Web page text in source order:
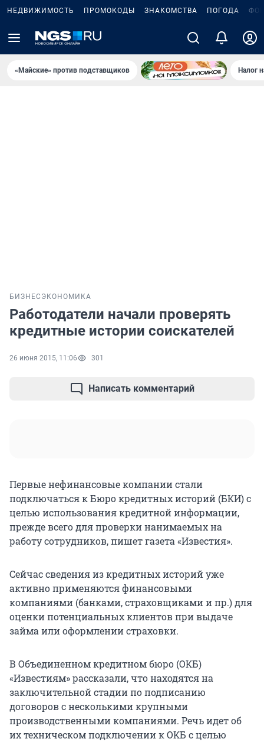
НЕДВИЖИМОСТЬ ПРОМОКОДЫ ЗНАКОМСТВА ПОГОДА
«Майские» против подставщиков Налог
БИЗНЕС ЭКОНОМИКА
Работодатели начали проверять
кредитные истории соискателей
26 июня 2015, 11:06 301
Написать комментарий
Первые нефинансовые компании стали
подключаться к Бюро кредитных историй (БКИ) с
целью использования кредитной информации,
прежде всего для проверки нанимаемых на
работу сотрудников, пишет газета «Известия».
Сейчас сведения из кредитных историй уже
активно применяются финансовыми
компаниями (банками, страховщиками и пр.) для
оценки потенциальных клиентов при выдаче
займа или оформлении страховки.
В Объединенном кредитном бюро (ОКБ)
«Известиям» рассказали, что находятся на
заключительной стадии по подписанию
договоров с несколькими крупными
производственными компаниями. Речь идет об
их техническом подключении к ОКБ с целью